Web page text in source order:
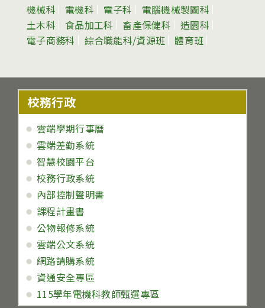
機械科 電機科 電子科
電腦機械製圖科
土木科
食品加工科 畜產保健科
造園科
電子商務科
綜合職能科/資源班 體育班
校務行政
雲端學期行事曆
雲端差勤系統
智慧校園平台
校務行政系統
內部控制聲明書
課程計畫書
公物報修系統
雲端公文系統
網路請購系統
資通安全專區
115學年電機科教師甄選專區